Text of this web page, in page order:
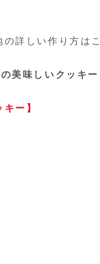
詳しい作り方は
美味しいクッキー
ー】